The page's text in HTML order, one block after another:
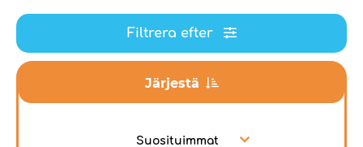
Filtrera efter
Järjestä
Suosituimmat